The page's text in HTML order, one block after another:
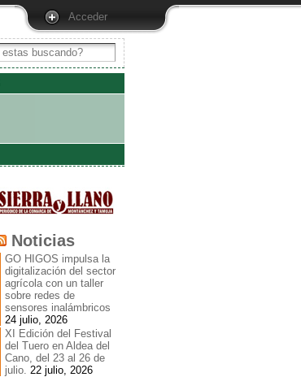
Noticias
GO HIGOS impulsa la
digitalización del sector
agrícola con un taller
sobre redes de
sensores inalámbricos
24 julio, 2026
XI Edición del Festival
del Tuero en Aldea del
Cano, del 23 al 26 de
julio. 22 julio, 2026
Acceder